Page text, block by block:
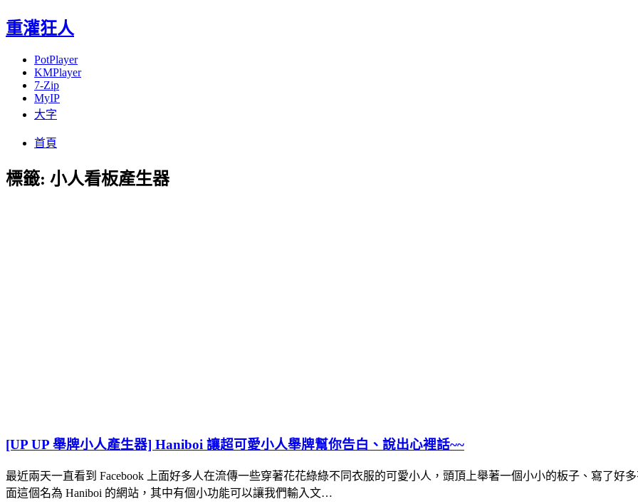
重灌狂人
PotPlayer
KMPlayer
7-Zip
MyIP
大字
首頁
標籤: 小人看板產生器
[UP UP 舉牌小人產生器] Haniboi 讓超可愛小人舉牌幫你告白、說出心裡話~~
最近兩天一直看到 Facebook 上面好多人在流傳一些穿著花花綠綠不同衣服的可愛小人，頭頂上舉著一個小小的板子、寫了好
面這個名為 Haniboi 的網站，其中有個小功能可以讓我們輸入文…